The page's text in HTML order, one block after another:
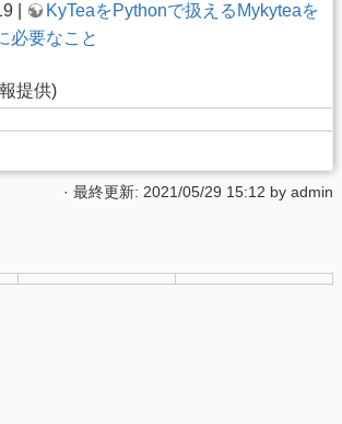
|
KyTeaをPythonで扱えるMykyteaを
必要なこと
報提供)
· 最終更新: 2021/05/29 15:12 by admin